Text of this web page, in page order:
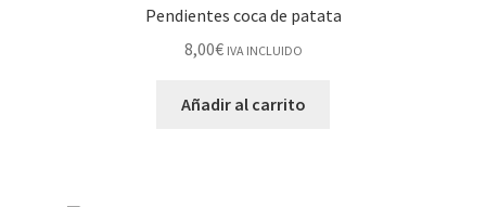
Pendientes coca de patata
8,00€ IVA INCLUIDO
Añadir al carrito